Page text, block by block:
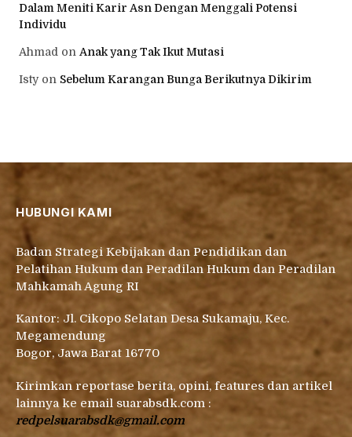
Dalam Meniti Karir Asn Dengan Menggali Potensi
Individu
Ahmad on Anak yang Tak Ikut Mutasi
Istyon Sebelum Karangan Bunga Berikutnya Dikirim
HUBUNGI KAMI
Badan Strategi Kebijakan dan Pendidikan dan
Pelatihan Hukum dan Peradilan Hukum dan Peradilan
Mahkamah Agung RI
Kantor: Jl. Cikopo Selatan Desa Sukamaju, Kec.
Megamendung
Bogor, Jawa Barat 16770
Kirimkan reportase berita, opini, features dan artikel
lainnya ke email suarabsdk.com :
redpelsuarabsdk@gmail.com